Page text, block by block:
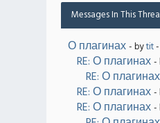
Messages In This
О плагинах - bytit-
RE: О плагинах -
RE: О плагинах
RE: О плагинах -
RE: О плагинах -